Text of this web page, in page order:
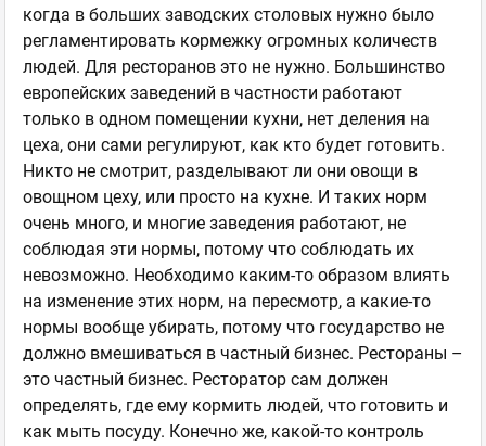
когда в больших заводских столовых нужно было
регламентировать кормежку огромных количеств
людей. Для ресторанов это не нужно. Большинство
европейских заведений в частности работают
только в одном помещении кухни, нет деления на
цеха, они сами регулируют, как кто будет готовить.
Никто не смотрит, разделывают ли они овощи в
овощном цеху, или просто на кухне. И таких норм
очень много, и многие заведения работают, не
соблюдая эти нормы, потому что соблюдать их
невозможно. Необходимо каким-то образом влиять
на изменение этих норм, на пересмотр, а какие-то
нормы вообще убирать, потому что государство не
должно вмешиваться в частный бизнес. Рестораны –
это частный бизнес. Ресторатор сам должен
определять, где ему кормить людей, что готовить и
как мыть посуду. Конечно же, какой-то контроль